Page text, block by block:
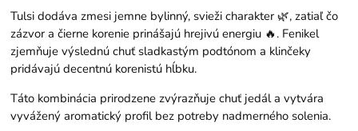
Tulsi dodáva zmesi jemne bylinný, svieži charakter 🌿, zatiaľ čo
zázvor a čierne korenie prinášajú hrejivú energiu 🔥. Fenikel
zjemňuje výslednú chuť sladkastým podtónom a klinčeky
pridávajú decentnú korenistú hĺbku.
Táto kombinácia prirodzene zvýrazňuje chuť jedál a vytvára
vyvážený aromatický profil bez potreby nadmerného solenia.